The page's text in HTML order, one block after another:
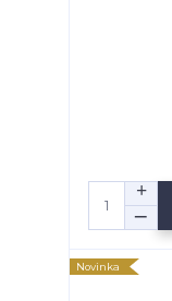
Novinka